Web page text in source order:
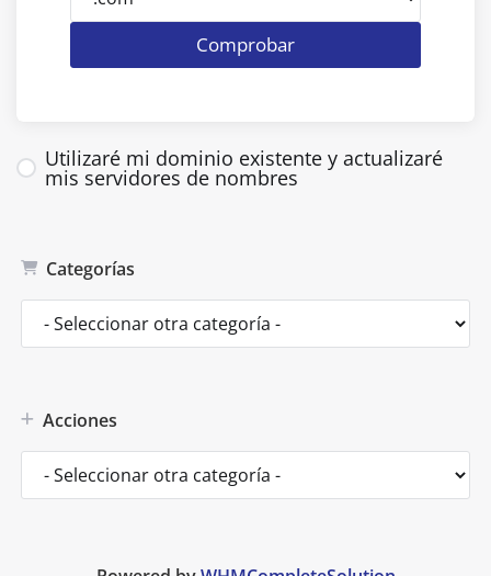
Categorías
Acciones
Comprobar
Utilizaré mi dominio existente y actualizaré
mis servidores de nombres